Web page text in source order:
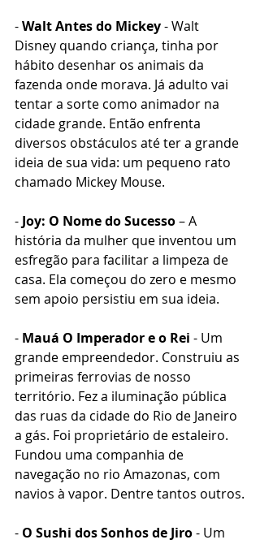
- Walt Antes do Mickey - Walt
Disney quando criança, tinha por
hábito desenhar os animais da
fazenda onde morava. Já adulto vai
tentar a sorte como animador na
cidade grande. Então enfrenta
diversos obstáculos até ter a grande
ideia de sua vida: um pequeno rato
chamado Mickey Mouse.
- Joy: O Nome do Sucesso – A
história da mulher que inventou um
esfregão para facilitar a limpeza de
casa. Ela começou do zero e mesmo
sem apoio persistiu em sua ideia.
- Mauá O Imperador e o Rei - Um
grande empreendedor. Construiu as
primeiras ferrovias de nosso
território. Fez a iluminação pública
das ruas da cidade do Rio de Janeiro
a gás. Foi proprietário de estaleiro.
Fundou uma companhia de
navegação no rio Amazonas, com
navios à vapor. Dentre tantos outros.
- O Sushi dos Sonhos de Jiro - Um